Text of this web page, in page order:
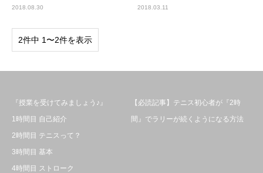
2018.08.30 2018.03.11
2件中 1〜2件を表示
『授業を受けてみましょう♪』
1時間目 自己紹介
2時間目 テニスって？
3時間目 基本
4時間目 ストローク
【必読記事】テニス初心者が『2時
間』でラリーが続くようになる方法